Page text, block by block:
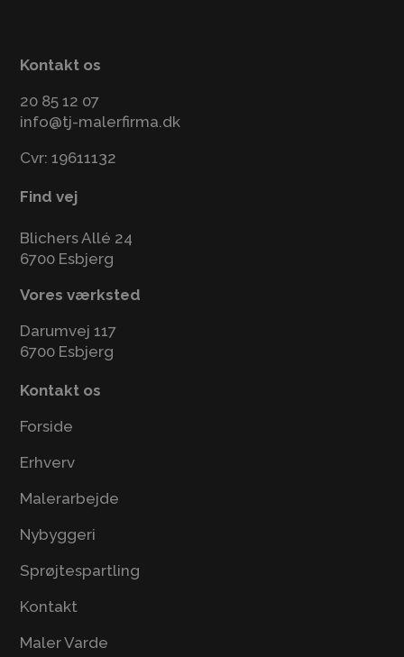
Kontakt os
20 85 12 07
info@tj-malerfirma.dk
Cvr: 19611132
Find vej
Blichers Allé 24
6700 Esbjerg
Vores værksted
Darumvej 117
6700 Esbjerg
Kontakt os
Forside
Erhverv
Malerarbejde
Nybyggeri
Sprøjtespartling
Kontakt
Maler Varde